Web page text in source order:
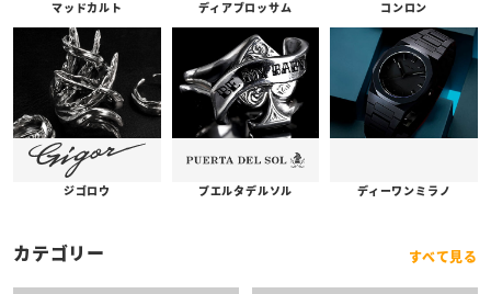
マッドカルト ディアブロッサム コンロン
ジゴロウ プエルタデルソル ディーワンミラノ
カテゴリー すべて見る